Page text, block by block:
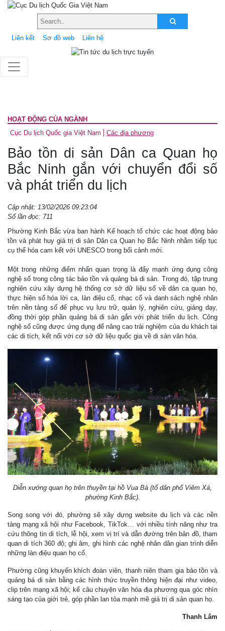
Liên kết Sơ đồ web Liên hệ
HOẠT ĐỘNG CỦA NGÀNH
Cục Du lịch Quốc gia Việt Nam
Các địa phương
Bảo tồn di sản Dân ca Quan họ
Bắc Ninh gắn với chuyển đổi số
và phát triển du lịch
Cập nhật: 13/02/2026 09:23:04
Số lần đọc: 711
Phường Kinh Bắc vừa ban hành Kế hoạch tổ chức các hoạt động bảo
tồn và phát huy giá trị di sản Dân ca Quan họ Bắc Ninh nhằm tiếp tục
cụ thể hóa cam kết với UNESCO trong bối cảnh mới.
Một trong những điểm nhấn quan trọng là đẩy mạnh ứng dụng công
nghệ số trong công tác bảo tồn và quảng bá di sản. Trong đó, tập trung
nghiên cứu xây dựng hệ thống cơ sở dữ liệu số về dân ca quan họ,
thực hiện số hóa lời ca, làn điệu cổ, nhạc cổ và danh sách nghệ nhân
trên nền tảng số để phục vụ lưu trữ, quản lý, nghiên cứu, giảng dạy,
đồng thời góp phần quảng bá di sản gắn với phát triển du lịch. Công
nghệ số cũng được ứng dụng để nâng cao trải nghiệm của du khách tại
các di tích, kết nối với cơ sở dữ liệu quốc gia về di sản văn hóa.
Diễn xướng quan họ trên thuyền tại hồ Vua Bà (tổ dân phố Viêm Xá,
phường Kinh Bắc).
Song song với đó, phường sẽ xây dựng website du lịch và các nền
tảng mạng xã hội như Facebook, TikTok… với nhiều tính năng như tra
cứu thông tin di tích, lễ hội, xem vị trí và dẫn đường trên bản đồ, tham
quan di tích 360 độ; ghi âm, ghi hình các nghệ nhân dân gian trình diễn
những làn điệu quan họ cổ.
Phường cũng khuyến khích đoàn viên, thanh niên tham gia bảo tồn và
quảng bá di sản bằng các hình thức truyền thông hiện đại như video,
clip trên mạng xã hội; kể câu chuyện văn hóa địa phương qua góc nhìn
sáng tạo của giới trẻ, góp phần lan tỏa mạnh mẽ giá trị di sản quan họ.
Thanh Lâm